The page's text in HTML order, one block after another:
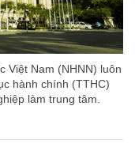
Việt Nam (NHNN) luôn
hành chính (TTHC)
làm trung tâm.